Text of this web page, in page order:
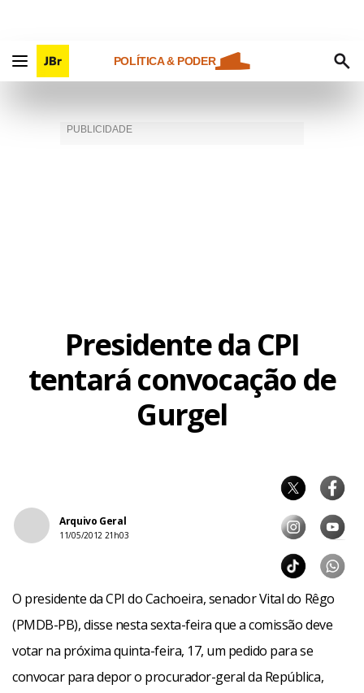
POLÍTICA & PODER
Presidente da CPI
tentará convocação de
Gurgel
Arquivo Geral
11/05/2012 21h03
O presidente da CPI do Cachoeira, senador Vital do Rêgo
(PMDB-PB), disse nesta sexta-feira que a comissão deve
votar na próxima quinta-feira, 17, um pedido para se
convocar para depor o procurador-geral da República,